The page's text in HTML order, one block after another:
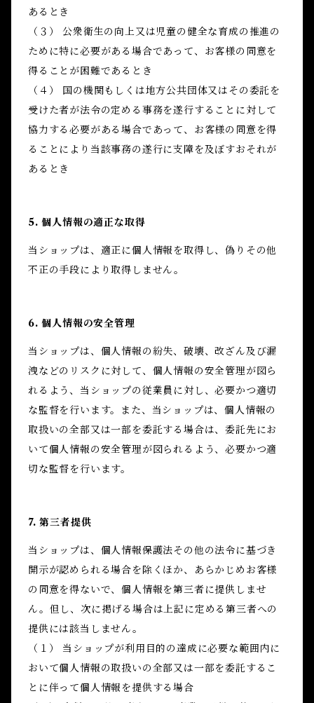
あるとき
（３） 公衆衛生の向上又は児童の健全な育成の推進の
ために特に必要がある場合であって、お客様の同意を
得ることが困難であるとき
（４） 国の機関もしくは地方公共団体又はその委託を
受けた者が法令の定める事務を遂行することに対して
協力する必要がある場合であって、お客様の同意を得
ることにより当該事務の遂行に支障を及ぼすおそれが
あるとき
5. 個人情報の適正な取得
当ショップは、適正に個人情報を取得し、偽りその他
不正の手段により取得しません。
6. 個人情報の安全管理
当ショップは、個人情報の紛失、破壊、改ざん及び漏
洩などのリスクに対して、個人情報の安全管理が図ら
れるよう、当ショップの従業員に対し、必要かつ適切
な監督を行います。また、当ショップは、個人情報の
取扱いの全部又は一部を委託する場合は、委託先にお
いて個人情報の安全管理が図られるよう、必要かつ適
切な監督を行います。
7. 第三者提供
当ショップは、個人情報保護法その他の法令に基づき
開示が認められる場合を除くほか、あらかじめお客様
の同意を得ないで、個人情報を第三者に提供しませ
ん。但し、次に掲げる場合は上記に定める第三者への
提供には該当しません。
（１） 当ショップが利用目的の達成に必要な範囲内に
おいて個人情報の取扱いの全部又は一部を委託するこ
とに伴って個人情報を提供する場合